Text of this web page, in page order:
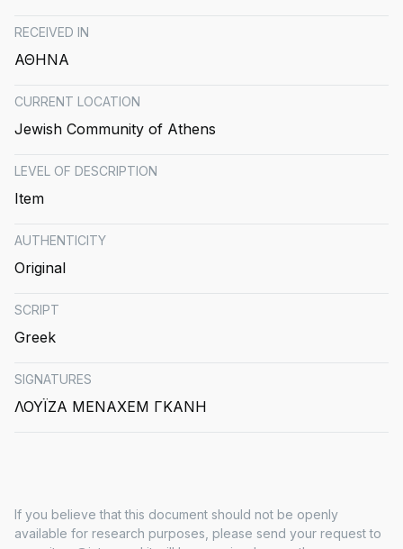
RECEIVED IN
ΑΘΗΝΑ
CURRENT LOCATION
Jewish Community of Athens
LEVEL OF DESCRIPTION
Item
AUTHENTICITY
Original
SCRIPT
Greek
SIGNATURES
ΛΟΥΪΖΑ ΜΕΝΑΧΕΜ ΓΚΑΝΗ
If you believe that this document should not be openly
available for research purposes, please send your request to